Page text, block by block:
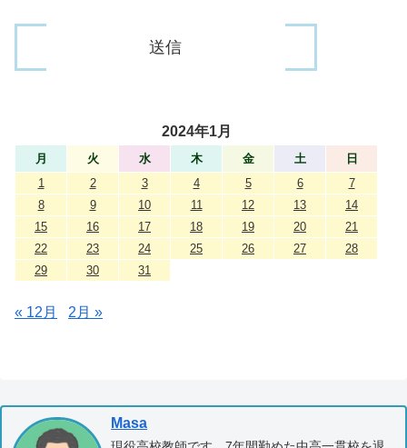
2024年1月
月 火 水 木 金 土
日
1
2 3 4 5 6
7
8
9 10 11 12 13
14
15
16 17 18 19 20
21
22
23 24 25 26 27
28
29
30 31
« 12月 2月 »
Masa